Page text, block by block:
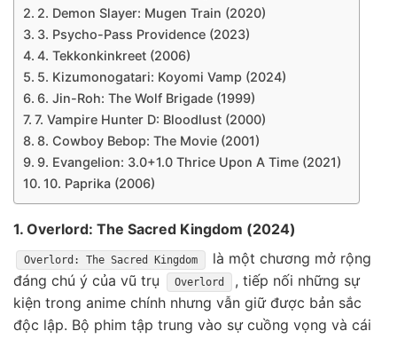
2. Demon Slayer: Mugen Train (2020)
3. Psycho-Pass Providence (2023)
4. Tekkonkinkreet (2006)
5. Kizumonogatari: Koyomi Vamp (2024)
6. Jin-Roh: The Wolf Brigade (1999)
7. Vampire Hunter D: Bloodlust (2000)
8. Cowboy Bebop: The Movie (2001)
9. Evangelion: 3.0+1.0 Thrice Upon A Time (2021)
10. Paprika (2006)
1. Overlord: The Sacred Kingdom (2024)
Overlord: The Sacred Kingdom
là một chương mở rộng
đáng chú ý của vũ trụ
Overlord
, tiếp nối những sự
kiện trong anime chính nhưng vẫn giữ được bản sắc
độc lập. Bộ phim tập trung vào sự cuồng vọng và cái